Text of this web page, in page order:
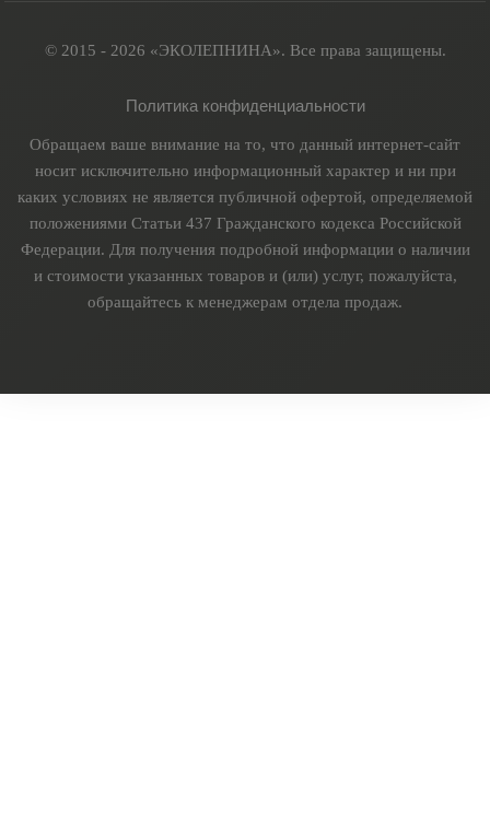
© 2015 - 2026 «ЭКОЛЕПНИНА». Все права защищены.
Политика конфиденциальности
Обращаем ваше внимание на то, что данный интернет-сайт
носит исключительно информационный характер и ни при
каких условиях не является публичной офертой, определяемой
положениями Статьи 437 Гражданского кодекса Российской
Федерации. Для получения подробной информации о наличии
и стоимости указанных товаров и (или) услуг, пожалуйста,
обращайтесь к менеджерам отдела продаж.